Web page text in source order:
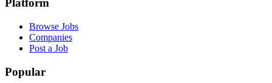
Platform
Browse Jobs
Companies
Post a Job
Popular